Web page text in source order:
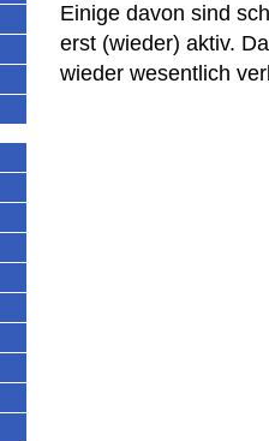
Einige davon sind
erst (wieder) aktiv.
wieder wesentlich